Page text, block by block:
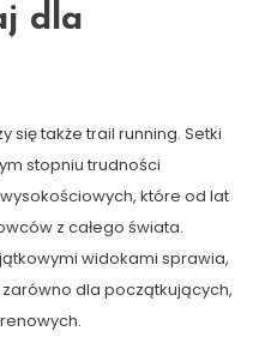
dla
się także trail running. Setki
stopniu trudności
które od lat
z całego świata.
widokami sprawia,
dla początkujących,